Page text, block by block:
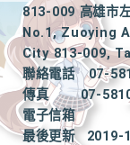
813-009 高雄市
No.1, Zuoying
City 813-009,
聯絡電話
07-
傳真
07-
電子信箱
最後更新
2019-